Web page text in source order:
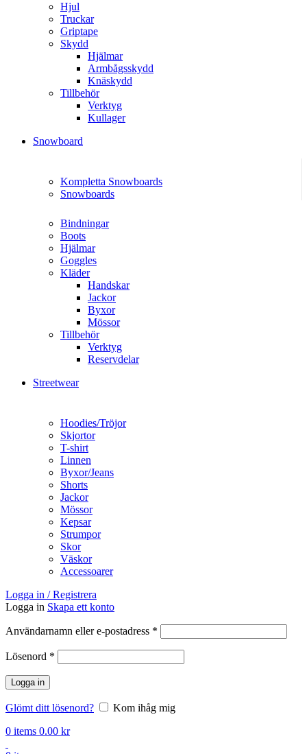
Hjul
Truckar
Griptape
Skydd
Hjälmar
Armbågsskydd
Knäskydd
Tillbehör
Verktyg
Kullager
Snowboard
Kompletta Snowboards
Snowboards
Bindningar
Boots
Hjälmar
Goggles
Kläder
Handskar
Jackor
Byxor
Mössor
Tillbehör
Verktyg
Reservdelar
Streetwear
Hoodies/Tröjor
Skjortor
T-shirt
Linnen
Byxor/Jeans
Shorts
Jackor
Mössor
Kepsar
Strumpor
Skor
Väskor
Accessoarer
Logga in / Registrera
Logga in Skapa ett konto
Användarnamn eller e-postadress *
Lösenord *
Logga in
Glömt ditt lösenord?
Kom ihåg mig
0 items 0.00 kr